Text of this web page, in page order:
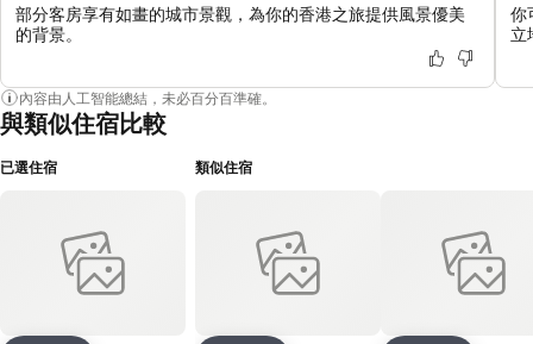
部分客房享有如畫的城市景觀，為你的香港之旅提供風景優美
的背景。
你
立
內容由人工智能總結，未必百分百準確。
與類似住宿比較
已選住宿 類似住宿